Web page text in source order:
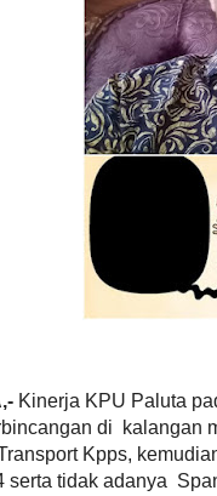
Kinerja KPU Paluta
di kalangan
Kpps,
serta tidak adanya